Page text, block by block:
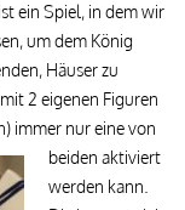
ein Spiel, in dem wir
um dem König
Häuser zu
2 eigenen Figuren
immer nur eine von
beiden aktiviert
werden kann.